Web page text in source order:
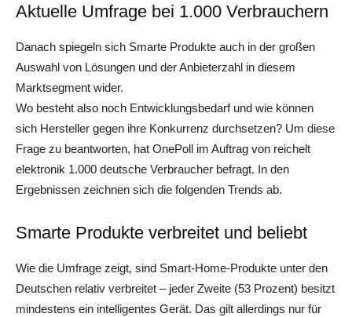
Aktuelle Umfrage bei 1.000 Verbrauchern
Danach spiegeln sich Smarte Produkte auch in der großen
Auswahl von Lösungen und der Anbieterzahl in diesem
Marktsegment wider.
Wo besteht also noch Entwicklungsbedarf und wie können
sich Hersteller gegen ihre Konkurrenz durchsetzen? Um diese
Frage zu beantworten, hat OnePoll im Auftrag von reichelt
elektronik 1.000 deutsche Verbraucher befragt. In den
Ergebnissen zeichnen sich die folgenden Trends ab.
Smarte Produkte verbreitet und beliebt
Wie die Umfrage zeigt, sind Smart-Home-Produkte unter den
Deutschen relativ verbreitet – jeder Zweite (53 Prozent) besitzt
mindestens ein intelligentes Gerät. Das gilt allerdings nur für